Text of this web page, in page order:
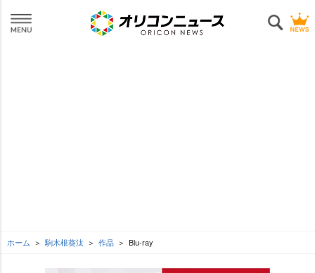
ホーム 駒木根葵汰 作品 Blu-ray